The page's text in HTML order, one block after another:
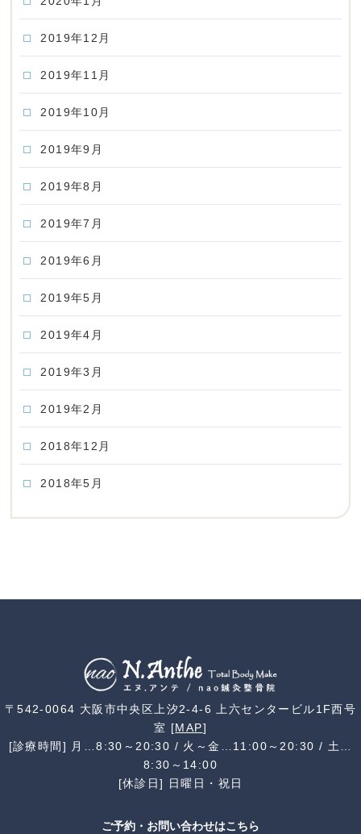
2019年12月
2019年11月
2019年10月
2019年9月
2019年8月
2019年7月
2019年6月
2019年5月
2019年4月
2019年3月
2019年2月
2018年12月
2018年5月
〒542-0064 大阪市中央区上汐2-4-6 上六センタービル1F西号
室 [MAP]
[診療時間] 月…8:30～20:30 / 火～金…11:00～20:30 / 土…
8:30～14:00
[休診日] 日曜日・祝日
ご予約・お問い合わせはこちら